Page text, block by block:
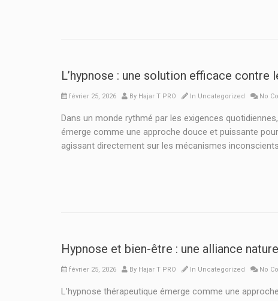
L’hypnose : une solution efficace contre
février 25, 2026 By Hajar T PRO In Uncategorized No
Dans un monde rythmé par les exigences
émerge comme une approche douce et puissante
agissant directement sur les mécanismes
Hypnose et bien-être : une alliance
février 25, 2026 By Hajar T PRO In Uncategorized No
L’hypnose thérapeutique émerge comme une